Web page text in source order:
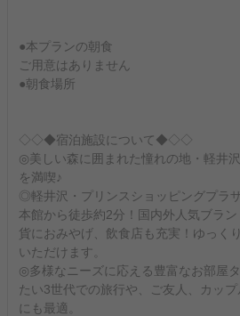
●本プランの朝食
ご用意はありません
●朝食場所
◇◇◆宿泊施設について◆◇◇
◎美しい森に囲まれた憧れの地・軽井
を満喫♪
◎軽井沢・プリンスショッピングプラ
本館から徒歩約2分！国内外人気ブラ
貨におみやげ、飲食店も充実！ゆっく
いただけます。
◎多様なニーズに応える豊富なお部屋
たい3世代での旅行や、ご友人、カッ
にも最適。